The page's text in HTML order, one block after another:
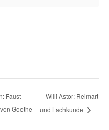
Faust
Goethe
Willi Astor: Reimart
und Lachkunde